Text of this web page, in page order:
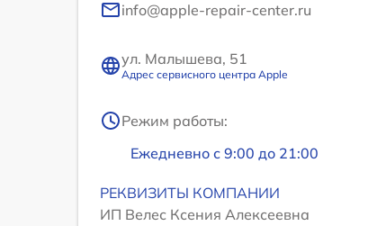
info@apple-repair-center.ru
ул. Малышева, 51
Адрес сервисного центра Apple
Режим работы:
Ежедневно с 9:00 до 21:00
РЕКВИЗИТЫ КОМПАНИИ
ИП Велес Ксения Алексеевна